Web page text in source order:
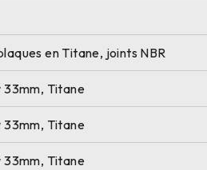
en Titane, joints NBR
33mm, Titane
33mm, Titane
33mm, Titane